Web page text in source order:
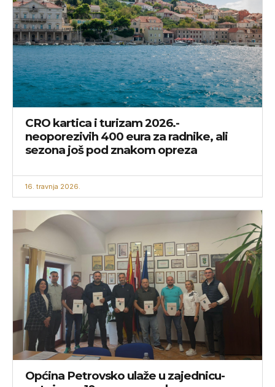
CRO kartica i turizam 2026.-
neoporezivih 400 eura za radnike, ali
sezona još pod znakom opreza
16. travnja 2026.
Općina Petrovsko ulaže u zajednicu-